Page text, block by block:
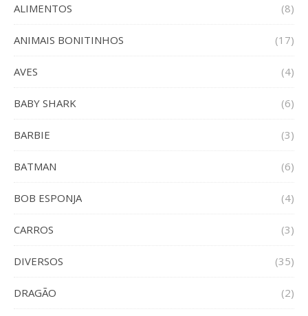
ALIMENTOS (8)
ANIMAIS BONITINHOS (17)
AVES (4)
BABY SHARK (6)
BARBIE (3)
BATMAN (6)
BOB ESPONJA (4)
CARROS (3)
DIVERSOS (35)
DRAGÃO (2)